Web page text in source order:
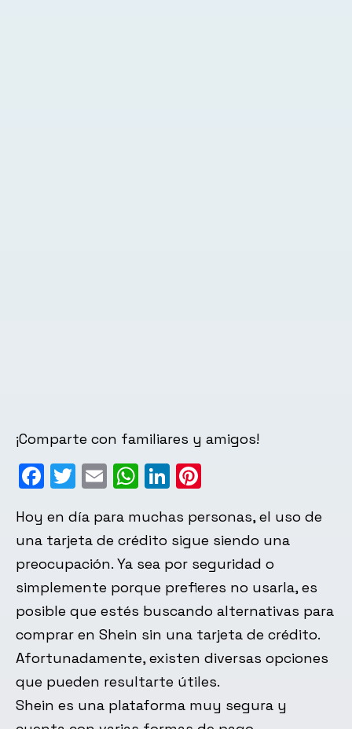
¡Comparte con familiares y amigos!
Facebook
Twitter
EmailWhatsApp
LinkedIn
Hoy en día para muchas personas, el uso de
una tarjeta de crédito sigue siendo una
preocupación. Ya sea por seguridad o
simplemente porque prefieres no usarla, es
posible que estés buscando alternativas para
comprar en Shein sin una tarjeta de crédito.
Afortunadamente, existen diversas opciones
que pueden resultarte útiles.
Shein es una plataforma muy segura y